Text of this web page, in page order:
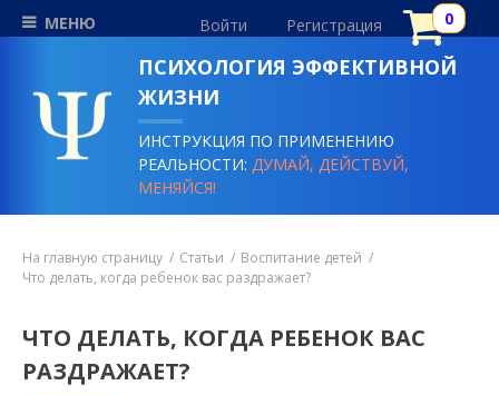
МЕНЮ Войти Регистрация
ПСИХОЛОГИЯ ЭФФЕКТИВНОЙ
ЖИЗНИ
ИНСТРУКЦИЯ ПО ПРИМЕНЕНИЮ
РЕАЛЬНОСТИ:ДУМАЙ, ДЕЙСТВУЙ,
МЕНЯЙСЯ!
На главную страницу Статьи
Воспитание детей
Что делать, когда ребенок вас раздражает?
ЧТО ДЕЛАТЬ, КОГДА РЕБЕНОК ВАС
РАЗДРАЖАЕТ?